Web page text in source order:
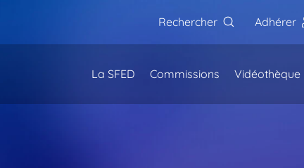
Rechercher
Adhérer
La SFED Commissions Vidéothèque